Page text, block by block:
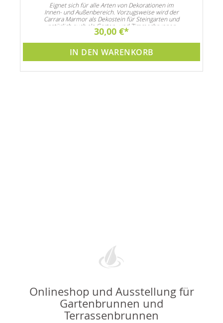
Eignet sich für alle Arten von Dekorationen im
Innen- und Außenbereich. Vorzugsweise wird der
Carrara Marmor als Dekostein für Steingarten und
natürlich auch als Garten- und Zimmerbrunnen
Dekoration verwendet
30,00 €
IN DEN WARENKORB
Onlineshop und Ausstellung für
Gartenbrunnen und
Terrassenbrunnen